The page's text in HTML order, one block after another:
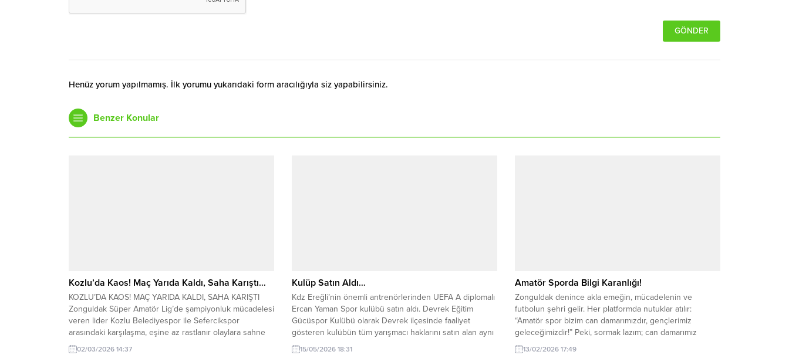
Henüz yorum yapılmamış. İlk yorumu yukarıdaki form aracılığıyla siz yapabilirsiniz.
Benzer Konular
Kozlu’da Kaos! Maç Yarıda Kaldı, Saha Karıştı…
KOZLU’DA KAOS! MAÇ YARIDA KALDI, SAHA KARIŞTI
Zonguldak Süper Amatör Lig’de şampiyonluk mücadelesi
veren lider Kozlu Belediyespor ile Sefercikspor
arasındaki karşılaşma, eşine az rastlanır olaylara sahne
oldu. Kırmızı kartlar, hakeme tepki ve oyuncu sayısının
02/03/2026 14:37
Kulüp Satın Aldı…
Kdz Ereğli’nin önemli antrenörlerinden UEFA A diplomalı
Ercan Yaman Spor kulübü satın aldı. Devrek Eğitim
Gücüspor Kulübü olarak Devrek ilçesinde faaliyet
gösteren kulübün tüm yarışmacı haklarını satın alan aynı
zamanda da Ereğli Belediyespor Altyapı Sorumlusu olan
15/05/2026 18:31
Amatör Sporda Bilgi Karanlığı!
Zonguldak denince akla emeğin, mücadelenin ve
futbolun şehri gelir. Her platformda nutuklar atılır:
“Amatör spor bizim can damarımızdır, gençlerimiz
geleceğimizdir!” Peki, sormak lazım; can damarımız
dediğimiz o gençlerin ne zaman, nerede, saat kaçta maçı
13/02/2026 17:49